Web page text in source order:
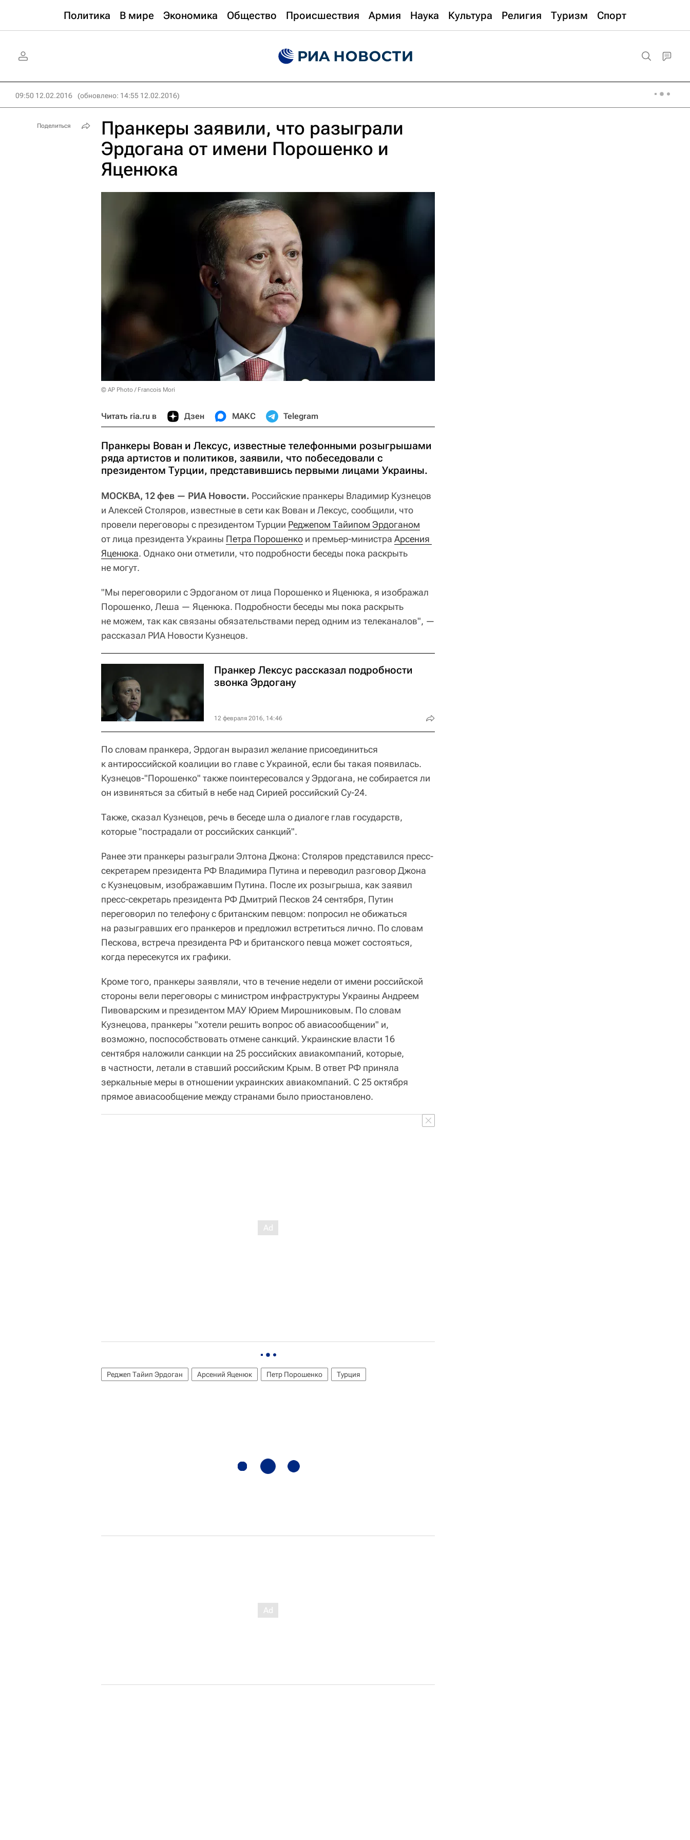
Политика В мире Экономика Общество Происшествия Армия Наука Культура Религия Туризм Спорт
09:50 12.02.2016 (обновлено: 14:55 12.02.2016)
Пранкеры заявили, что разыграли
Эрдогана от имени Порошенко и
Яценюка
© AP Photo / Francois Mori
Читать ria.ru в Дзен МАКС Telegram
Пранкеры Вован и Лексус, известные телефонными розыгрышами
ряда артистов и политиков, заявили, что побеседовали с
президентом Турции, представившись первыми лицами Украины.
МОСКВА, 12 фев — РИА Новости. Российские пранкеры Владимир Кузнецов
и Алексей Столяров, известные в сети как Вован и Лексус, сообщили, что
провели переговоры с президентом Турции Реджепом Тайипом Эрдоганом
от лица президента Украины Петра Порошенко и премьер-министра Арсения
Яценюка. Однако они отметили, что подробности беседы пока раскрыть
не могут.
"Мы переговорили с Эрдоганом от лица Порошенко и Яценюка, я изображал
Порошенко, Леша — Яценюка. Подробности беседы мы пока раскрыть
не можем, так как связаны обязательствами перед одним из телеканалов", —
рассказал РИА Новости Кузнецов.
Пранкер Лексус рассказал подробности
звонка Эрдогану
12 февраля 2016, 14:46
По словам пранкера, Эрдоган выразил желание присоединиться
к антироссийской коалиции во главе с Украиной, если бы такая появилась.
Кузнецов-"Порошенко" также поинтересовался у Эрдогана, не собирается ли
он извиняться за сбитый в небе над Сирией российский Су-24.
Также, сказал Кузнецов, речь в беседе шла о диалоге глав государств,
которые "пострадали от российских санкций".
Ранее эти пранкеры разыграли Элтона Джона: Столяров представился пресс-
секретарем президента РФ Владимира Путина и переводил разговор Джона
с Кузнецовым, изображавшим Путина. После их розыгрыша, как заявил
пресс-секретарь президента РФ Дмитрий Песков 24 сентября, Путин
переговорил по телефону с британским певцом: попросил не обижаться
на разыгравших его пранкеров и предложил встретиться лично. По словам
Пескова, встреча президента РФ и британского певца может состояться,
когда пересекутся их графики.
Кроме того, пранкеры заявляли, что в течение недели от имени российской
стороны вели переговоры с министром инфраструктуры Украины Андреем
Пивоварским и президентом МАУ Юрием Мирошниковым. По словам
Кузнецова, пранкеры "хотели решить вопрос об авиасообщении" и,
возможно, поспособствовать отмене санкций. Украинские власти 16
сентября наложили санкции на 25 российских авиакомпаний, которые,
в частности, летали в ставший российским Крым. В ответ РФ приняла
зеркальные меры в отношении украинских авиакомпаний. С 25 октября
прямое авиасообщение между странами было приостановлено.
Реджеп Тайип Эрдоган Арсений Яценюк Петр Порошенко Турция
Поделиться